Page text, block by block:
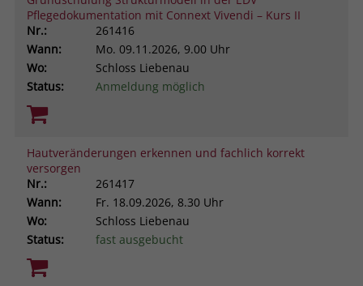
Pflegedokumentation mit Connext Vivendi – Kurs II
Nr.:
261416
Wann:
Mo. 09.11.2026, 9.00 Uhr
Wo:
Schloss Liebenau
Status:
Anmeldung möglich
Hautveränderungen erkennen und fachlich korrekt
versorgen
Nr.:
261417
Wann:
Fr. 18.09.2026, 8.30 Uhr
Wo:
Schloss Liebenau
Status:
fast ausgebucht